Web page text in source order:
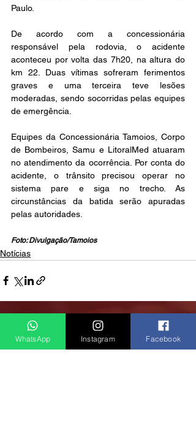
Paulo.
De acordo com a concessionária
responsável pela rodovia, o acidente
aconteceu por volta das 7h20, na altura do
km 22. Duas vítimas sofreram ferimentos
graves e uma terceira teve lesões
moderadas, sendo socorridas pelas equipes
de emergência.
Equipes da Concessionária Tamoios, Corpo
de Bombeiros, Samu e LitoralMed atuaram
no atendimento da ocorrência. Por conta do
acidente, o trânsito precisou operar no
sistema pare e siga no trecho. As
circunstâncias da batida serão apuradas
pelas autoridades.
Foto: Divulgação/Tamoios
Notícias
Posts recentes Ver tudo
WhatsApp Instagram Facebook